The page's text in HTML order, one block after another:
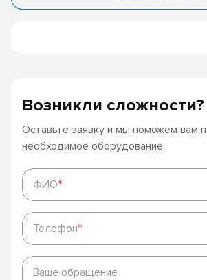
Возникли сложности?
Оставьте заявку и мы поможем вам
необходимое оборудование
ФИО*
ФИО*
Телефон*
Телефон*
Ваше
обращение
Ваше обращение